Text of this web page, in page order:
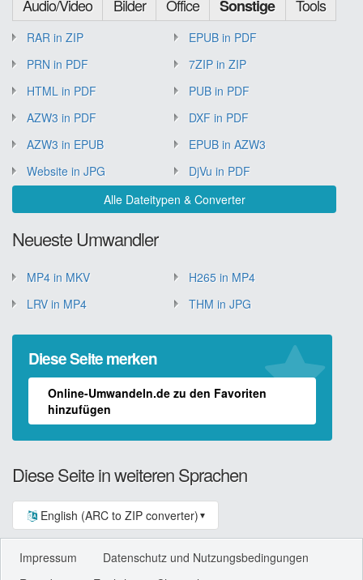
Audio/Video Bilder Office Sonstige Tools
RAR in ZIP
EPUB in PDF
PRN in PDF
7ZIP in ZIP
HTML in PDF
PUB in PDF
AZW3 in PDF
DXF in PDF
AZW3 in EPUB
EPUB in AZW3
Website in JPG
DjVu in PDF
Alle Dateitypen & Converter
Neueste Umwandler
MP4 in MKV
H265 in MP4
LRV in MP4
THM in JPG
Diese Seite merken
Online-Umwandeln.de zu den Favoriten
hinzufügen
Diese Seite in weiteren Sprachen
English (ARC to ZIP converter) ▼
Impressum
Datenschutz und Nutzungsbedingungen